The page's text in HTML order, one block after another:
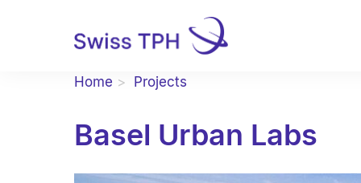
Home Projects
Basel Urban Labs